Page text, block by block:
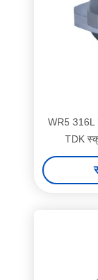
WR5 316L
TDK